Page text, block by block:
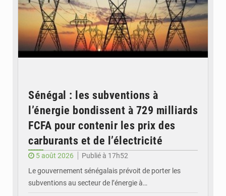
Sénégal : les subventions à
l’énergie bondissent à 729 milliards
FCFA pour contenir les prix des
carburants et de l’électricité
5 août 2026
Publié à 17h52
Le gouvernement sénégalais prévoit de porter les
subventions au secteur de l’énergie à…